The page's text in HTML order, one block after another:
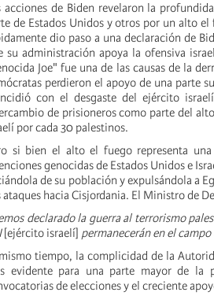
acciones de Biden revelaron la
de Estados Unidos y otros por un alto
dio paso a una declaración de
su administración apoya la ofensiva
Joe" fue una de las causas de la
perdieron el apoyo de una parte
con el desgaste del ejército
de prisioneros como parte del
por cada 30 palestinos.
si bien el alto el fuego representa
genocidas de Estados Unidos e
de su población y expulsándola a
ataques hacia Cisjordania. El Ministro de
declarado la guerra al terrorismo
[ejército israelí] permanecerán en el
tiempo, la complicidad de la
evidente para una parte mayor de la
de elecciones y el creciente